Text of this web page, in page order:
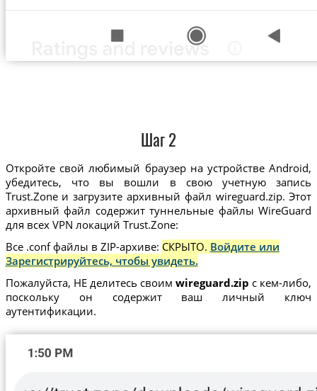
Шаг 2
Откройте свой любимый браузер на устройстве Android,
убедитесь, что вы вошли в свою учетную запись
Trust.Zone и загрузите архивный файл wireguard.zip. Этот
архивный файл содержит туннельные файлы WireGuard
для всех VPN локаций Trust.Zone:
Все .conf файлы в ZIP-архиве: СКРЫТО. Войдите или
Зарегистрируйтесь, чтобы увидеть.
Пожалуйста, НЕ делитесь своимwireguard.zip с кем-либо,
поскольку он содержит ваш личный ключ
аутентификации.